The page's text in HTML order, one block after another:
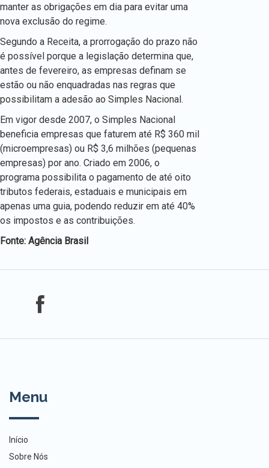
manter as obrigações em dia para evitar uma
nova exclusão do regime.
Segundo a Receita, a prorrogação do prazo não
é possível porque a legislação determina que,
antes de fevereiro, as empresas definam se
estão ou não enquadradas nas regras que
possibilitam a adesão ao Simples Nacional.
Em vigor desde 2007, o Simples Nacional
beneficia empresas que faturem até R$ 360 mil
(microempresas) ou R$ 3,6 milhões (pequenas
empresas) por ano. Criado em 2006, o
programa possibilita o pagamento de até oito
tributos federais, estaduais e municipais em
apenas uma guia, podendo reduzir em até 40%
os impostos e as contribuições.
Fonte: Agência Brasil
Menu
Início
Sobre Nós